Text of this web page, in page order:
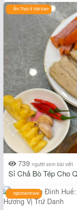
Ẩm Thực ở Việt Nam
739 người xem bài viết
Sỉ Chả Bò Tép Cho
ngocthachtravel